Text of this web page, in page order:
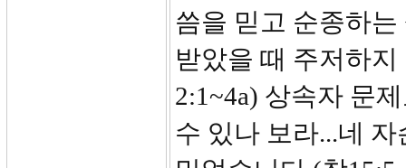
씀을 믿고 순종하
받았을 때 주저하
2:1~4a) 상속자 문
수 있나 보라...네